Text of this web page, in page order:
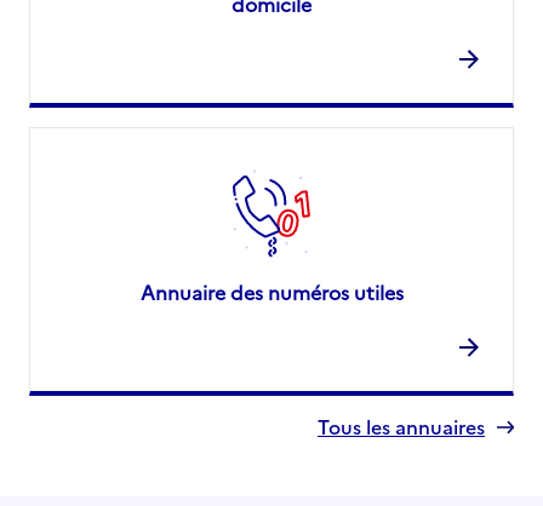
Annuaire des numéros utiles
Tous les annuaires